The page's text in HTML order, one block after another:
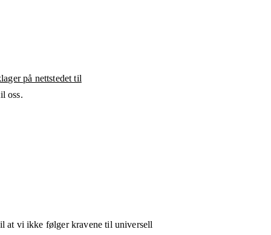
på nettstedet til
oss.
at vi ikke følger kravene til universell